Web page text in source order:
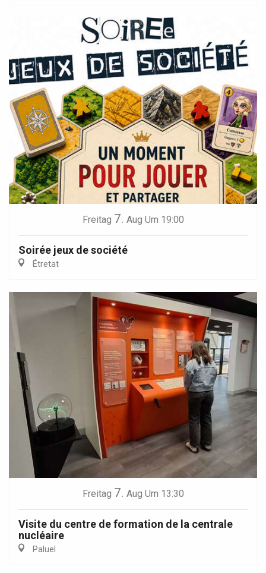
Freitag 7. Aug Um 19:00
Soirée jeux de société
Étretat
Freitag 7. Aug Um 13:30
Visite du centre de formation de la centrale
nucléaire
Paluel